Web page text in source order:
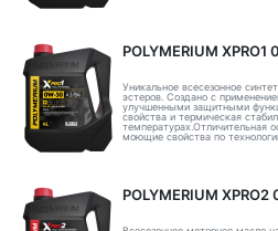
POLYMERIUM
Уникальное всесезонное
эстеров. Создано с
улучшенными защитными
свойства и термическая
температурах.Отличительная
моющие свойства по
POLYMERIUM